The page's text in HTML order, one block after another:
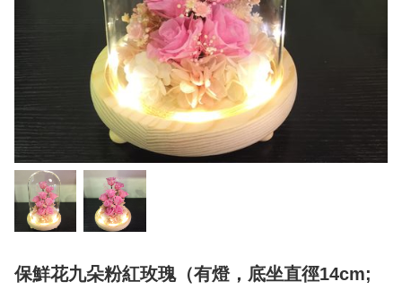
保鮮花九朵粉紅玫瑰（有燈，底坐直徑14cm;